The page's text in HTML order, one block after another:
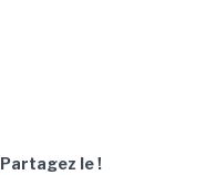
Partagez le !